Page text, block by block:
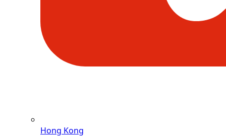
Hong Kong